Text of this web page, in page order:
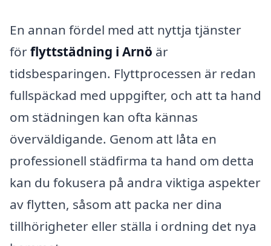
En annan fördel med att nyttja tjänster
förflyttstädning i Arnö är
tidsbesparingen. Flyttprocessen är redan
fullspäckad med uppgifter, och att ta hand
om städningen kan ofta kännas
överväldigande. Genom att låta en
professionell städfirma ta hand om detta
kan du fokusera på andra viktiga aspekter
av flytten, såsom att packa ner dina
tillhörigheter eller ställa i ordning det nya